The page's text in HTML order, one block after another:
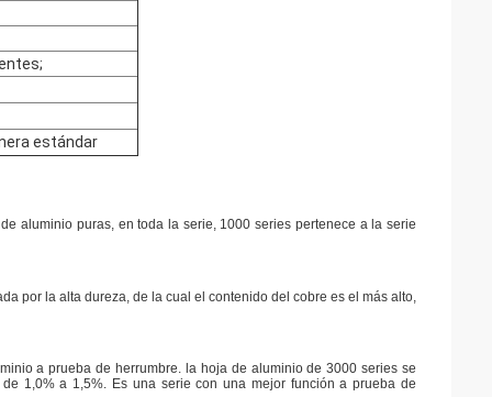
estándar
aluminio puras, en toda la serie, 1000 series pertenece a la serie
por la alta dureza, de la cual el contenido del cobre es el más alto,
a prueba de herrumbre. la hoja de aluminio de 3000 series se
1,0% a 1,5%. Es una serie con una mejor función a prueba de